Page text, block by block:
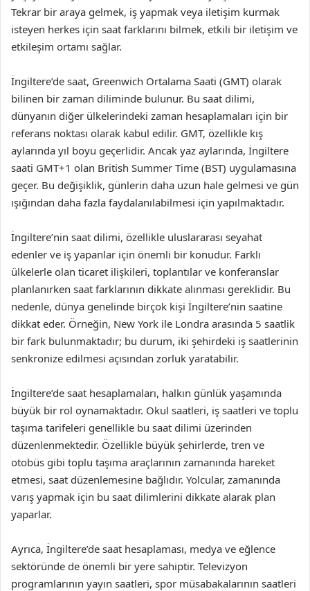
Tekrar bir araya gelmek, iş yapmak veya iletişim kurmak
isteyen herkes için saat farklarını bilmek, etkili bir iletişim ve
etkileşim ortamı sağlar.
İngiltere’de saat, Greenwich Ortalama Saati (GMT) olarak
bilinen bir zaman diliminde bulunur. Bu saat dilimi,
dünyanın diğer ülkelerindeki zaman hesaplamaları için bir
referans noktası olarak kabul edilir. GMT, özellikle kış
aylarında yıl boyu geçerlidir. Ancak yaz aylarında, İngiltere
saati GMT+1 olan British Summer Time (BST) uygulamasına
geçer. Bu değişiklik, günlerin daha uzun hale gelmesi ve gün
ışığından daha fazla faydalanılabilmesi için yapılmaktadır.
İngiltere’nin saat dilimi, özellikle uluslararası seyahat
edenler ve iş yapanlar için önemli bir konudur. Farklı
ülkelerle olan ticaret ilişkileri, toplantılar ve konferanslar
planlanırken saat farklarının dikkate alınması gereklidir. Bu
nedenle, dünya genelinde birçok kişi İngiltere’nin saatine
dikkat eder. Örneğin, New York ile Londra arasında 5 saatlik
bir fark bulunmaktadır; bu durum, iki şehirdeki iş saatlerinin
senkronize edilmesi açısından zorluk yaratabilir.
İngiltere’de saat hesaplamaları, halkın günlük yaşamında
büyük bir rol oynamaktadır. Okul saatleri, iş saatleri ve toplu
taşıma tarifeleri genellikle bu saat dilimi üzerinden
düzenlenmektedir. Özellikle büyük şehirlerde, tren ve
otobüs gibi toplu taşıma araçlarının zamanında hareket
etmesi, saat düzenlemesine bağlıdır. Yolcular, zamanında
varış yapmak için bu saat dilimlerini dikkate alarak plan
yaparlar.
Ayrıca, İngiltere’de saat hesaplaması, medya ve eğlence
sektöründe de önemli bir yere sahiptir. Televizyon
programlarının yayın saatleri, spor müsabakalarının saatleri